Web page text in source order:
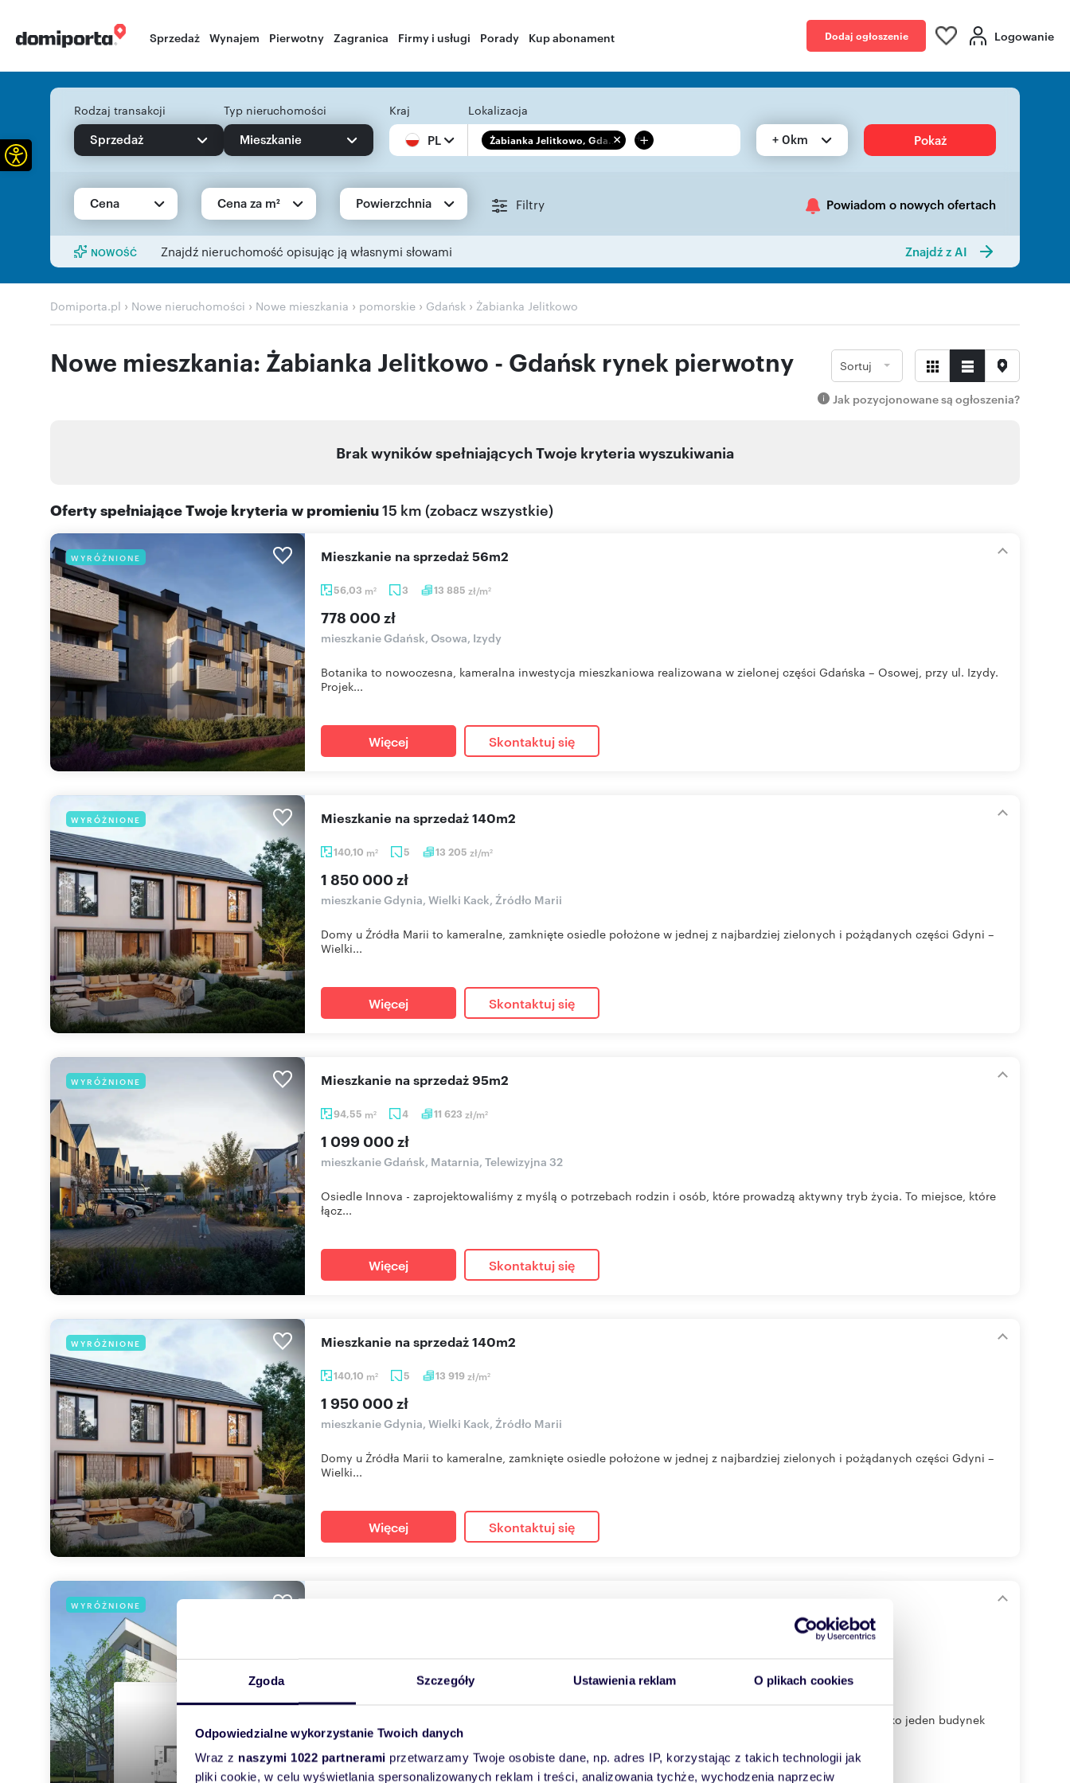
Zgoda Szczegóły Ustawienia reklam O plikach cookies
Odpowiedzialne wykorzystanie Twoich danych
Wraz z naszymi 1022 partnerami przetwarzamy Twoje osobiste dane, np. adres IP, korzystając z takich technologii jak
pliki cookie, w celu wyświetlania spersonalizowanych reklam i treści, analizowania tychże, wychodzenia naprzeciw
Sprzedaż Wynajem Pierwotny Zagranica Firmy i usługi Porady Kup abonament Dodaj ogłoszenie Logowanie
Rodzaj transakcji
Sprzedaż
Typ nieruchomości
Mieszkanie
Kraj
PL
Lokalizacja
Żabianka Jelitkowo, Gda... + + 0km Pokaż
Cena Cena za m² Powierzchnia Filtry Powiadom o nowych ofertach
NOWOŚĆ Znajdź nieruchomość opisując ją własnymi słowami Znajdź z AI
Domiporta.pl › Nowe nieruchomości › Nowe mieszkania › pomorskie › Gdańsk › Żabianka Jelitkowo
Nowe mieszkania: Żabianka Jelitkowo - Gdańsk rynek pierwotny Sortuj
Jak pozycjonowane są ogłoszenia?
Brak wyników spełniających Twoje kryteria wyszukiwania
Oferty spełniające Twoje kryteria w promieniu15 km (zobacz wszystkie)
WYRÓŻNIONE
56,03 m2 3 13 885 zł/m2
mieszkanie na sprzedaż 56m2
778 000 zł
mieszkanie Gdańsk, Osowa, Izydy
Botanika to nowoczesna, kameralna inwestycja mieszkaniowa realizowana w zielonej części Gdańska – Osowej, przy ul. Izydy.
Projek...
Więcej Skontaktuj się
WYRÓŻNIONE
140,10 m2 5 13 205 zł/m2
mieszkanie na sprzedaż 140m2
1 850 000 zł
mieszkanie Gdynia, Wielki Kack, Źródło Marii
Domy u Źródła Marii to kameralne, zamknięte osiedle położone w jednej z najbardziej zielonych i pożądanych części Gdyni –
Wielki...
Więcej Skontaktuj się
WYRÓŻNIONE
94,55 m2 4 11 623 zł/m2
mieszkanie na sprzedaż 95m2
1 099 000 zł
mieszkanie Gdańsk, Matarnia, Telewizyjna 32
Osiedle Innova - zaprojektowaliśmy z myślą o potrzebach rodzin i osób, które prowadzą aktywny tryb życia. To miejsce, które
łącz...
Więcej Skontaktuj się
WYRÓŻNIONE
140,10 m2 5 13 919zł/m2
mieszkanie na sprzedaż 140m2
1 950 000 zł
mieszkanie Gdynia, Wielki Kack, Źródło Marii
Domy u Źródła Marii to kameralne, zamknięte osiedle położone w jednej z najbardziej zielonych i pożądanych części Gdyni –
Wielki...
Więcej Skontaktuj się
WYRÓŻNIONE
mieszkanie Gdańsk, Zaspa, Pilotów 21
Pilotów 21 to kameralna inwestycja, dająca gwarancję indywidualnego podejścia do Klienta. Obejmuje tylko jeden budynek
mieszkaln...
Otwórz pasek narzędzi